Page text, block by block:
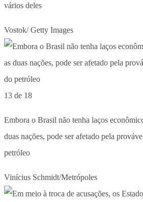
vários deles
Vostok/ Getty Images
13 de 18
Embora o Brasil não tenha laços
duas nações, pode ser afetado pela
petróleo
Vinícius Schmidt/Metrópoles